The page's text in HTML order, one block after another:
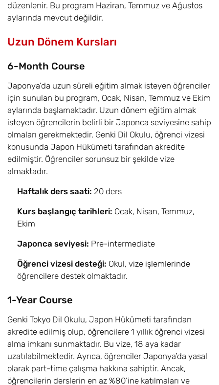
düzenlenir. Bu program Haziran, Temmuz ve Ağustos
aylarında mevcut değildir.
Uzun Dönem Kursları
6-Month Course
Japonya’da uzun süreli eğitim almak isteyen öğrenciler
için sunulan bu program, Ocak, Nisan, Temmuz ve Ekim
aylarında başlamaktadır. Uzun dönem eğitim almak
isteyen öğrencilerin belirli bir Japonca seviyesine sahip
olmaları gerekmektedir. Genki Dil Okulu, öğrenci vizesi
konusunda Japon Hükümeti tarafından akredite
edilmiştir. Öğrenciler sorunsuz bir şekilde vize
almaktadır.
Haftalık ders saati: 20 ders
Kurs başlangıç tarihleri: Ocak, Nisan, Temmuz,
Ekim
Japonca seviyesi: Pre-intermediate
Öğrenci vizesi desteği: Okul, vize işlemlerinde
öğrencilere destek olmaktadır.
1-Year Course
Genki Tokyo Dil Okulu, Japon Hükümeti tarafından
akredite edilmiş olup, öğrencilere 1 yıllık öğrenci vizesi
alma imkanı sunmaktadır. Bu vize, 18 aya kadar
uzatılabilmektedir. Ayrıca, öğrenciler Japonya’da yasal
olarak part-time çalışma hakkına sahiptir. Ancak,
öğrencilerin derslerin en az %80’ine katılmaları ve